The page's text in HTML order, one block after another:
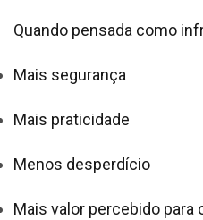
Quando pensada como
Mais segurança
Mais praticidade
Menos desperdício
Mais valor percebido para